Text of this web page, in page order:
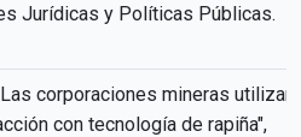
Jurídicas y Políticas Públicas.
corporaciones mineras utilizan
con tecnología de rapiña",